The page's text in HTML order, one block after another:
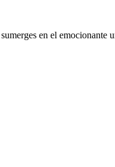
en el